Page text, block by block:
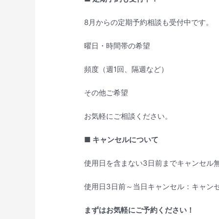
8月からの定期予約相談も受付中です。
曜日・時間帯の希望
頻度（週1回、隔週など）
その他ご希望
お気軽にご相談ください。
■ キャンセルについて
使用日を含まない3日前までキャンセル
使用日3日前～当日キャンセル：キャン
まずはお気軽にご予約ください！